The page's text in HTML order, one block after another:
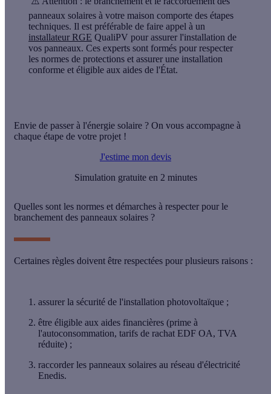
panneaux solaires à votre maison comporte des étapes
techniques. Il est préférable de faire appel à un
installateur RGE QualiPV pour assurer l'installation de
vos panneaux. Ces experts sont formés pour respecter
les normes de protections et assurer une installation
conforme et éligible aux aides de l'État.
Envie de passer à l'énergie solaire ? On vous accompagne à
chaque étape de votre projet !
J'estime mon devis
Simulation gratuite en 2 minutes
Quelles sont les normes et démarches à respecter pour le
branchement des panneaux solaires ?
Certaines règles doivent être respectées pour plusieurs raisons :
assurer la sécurité de l'installation photovoltaïque ;
être éligible aux aides financières (prime à
l'autoconsommation, tarifs de rachat EDF OA, TVA
réduite) ;
raccorder les panneaux solaires au réseau d'électricité
Enedis.